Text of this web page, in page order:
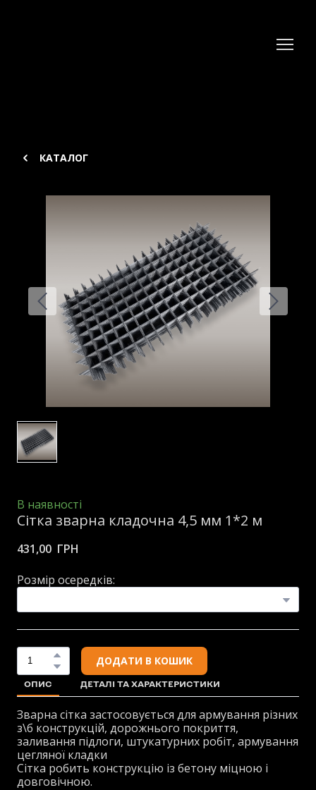
КАТАЛОГ
В наявності
Сітка зварна кладочна 4,5 мм 1*2 м
431,00  ГРН
Розмір осередків:
ДОДАТИ В КОШИК
ОПИС ДЕТАЛІ ТА ХАРАКТЕРИСТИКИ
Зварна сітка застосовується для армування різних
з\б конструкцій, дорожнього покриття,
заливання підлоги, штукатурних робіт, армування
цегляної кладки
Сітка робить конструкцію із бетону міцною і
довговічною.